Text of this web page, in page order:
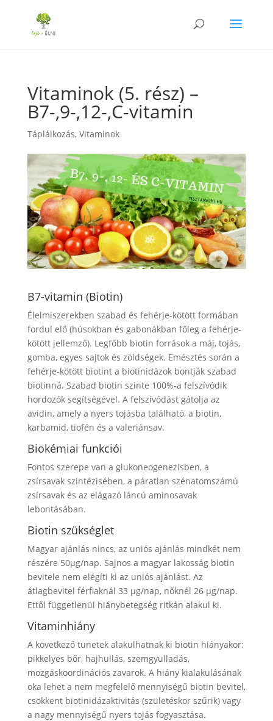
Vitaminok (5. rész) –
B7-,9-,12-,C-vitamin
Táplálkozás, Vitaminok
B7-vitamin (Biotin)
Élelmiszerekben szabad és fehérje-kötött formában
fordul elő (húsokban és gabonákban főleg a fehérje-
kötött jellemző). Legfőbb biotin források a máj, tojás,
gomba, egyes sajtok és zöldségek. Emésztés során a
fehérje-kötött biotint a biotinidázok bontják szabad
biotinná. Szabad biotin szinte 100%-a felszívódik
hordozók segítségével. A felszívódást gátolja az
avidin, amely a nyers tojásba található, a biotin,
karbamid, tiofén és a valeriánsav.
Biokémiai funkciói
Fontos szerepe van a glukoneogenezisben, a
zsírsavak szintézisében, a páratlan szénatomszámú
zsírsavak és az elágazó láncú aminosavak
lebontásában.
Biotin szükséglet
Magyar ajánlás nincs, az uniós ajánlás mindkét nem
részére 50μg/nap. Sajnos a magyar lakosság biotin
bevitele nem elégíti ki az uniós ajánlást. Az
átlagbevitel férfiaknál 33 μg/nap, nőknél 26 μg/nap.
Ettől függetlenül hiánybetegség ritkán alakul ki.
Vitaminhiány
A következő tünetek alakulhatnak ki biotin hiányakor:
pikkelyes bőr, hajhullás, szemgyulladás,
mozgáskoordinációs zavarok. A hiány kialakulásának
oka lehet a nem megfelelő mennyiségű biotin bevitel,
csökkent biotinidázaktivitás (születéskor szűrik) vagy
a nagy mennyiségű nyers tojás fogyasztása.